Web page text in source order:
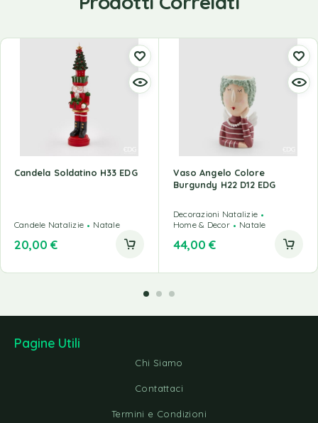
Candela Soldatino H33 EDG
Candele Natalizie Natale
20,00 €
Vaso Angelo Colore
Burgundy H22 D12 EDG
Decorazioni Natalizie
Home & Decor
Natale
44,00 €
Pagine Utili
Chi Siamo
Contattaci
Termini e Condizioni